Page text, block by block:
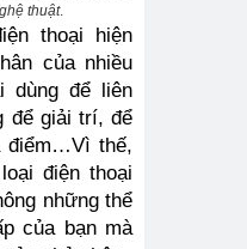
thuật.
thoại hiện
của nhiều
dùng để liên
để giải trí, để
điểm…Vì thế,
điện thoại
những thể
của bạn mà